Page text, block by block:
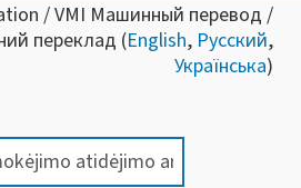
/ VMI Машинный перевод /
переклад (English, Русский,
Українська)